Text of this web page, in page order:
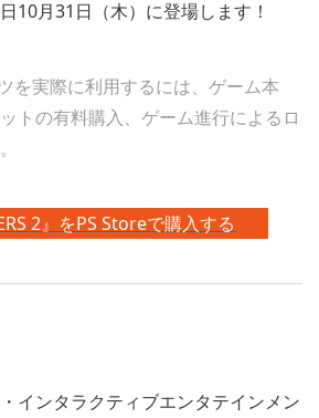
10月31日（木）に登場します！
を実際に利用するには、ゲーム本
トの有料購入、ゲーム進行によるロ
2』をPS Storeで購入する
インタラクティブエンタテインメン